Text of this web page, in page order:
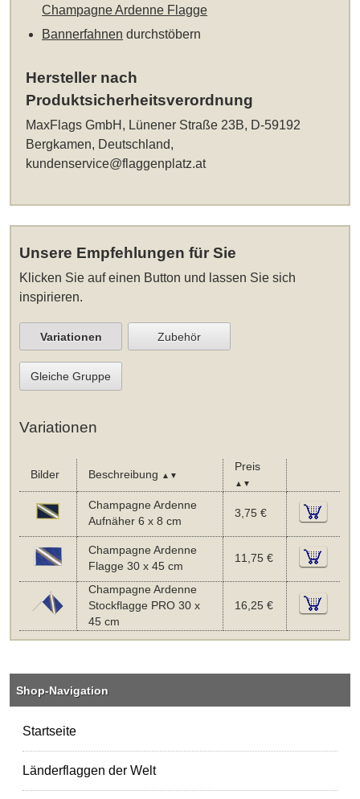
Champagne Ardenne Flagge
Bannerfahnen durchstöbern
Hersteller nach
Produktsicherheitsverordnung
MaxFlags GmbH, Lünener Straße 23B, D-59192
Bergkamen, Deutschland,
kundenservice@flaggenplatz.at
Unsere Empfehlungen für Sie
Klicken Sie auf einen Button und lassen Sie sich
inspirieren.
Variationen Zubehör
Gleiche Gruppe
Variationen
Bilder Beschreibung ▲▼
Preis
▲▼
Champagne Ardenne
Aufnäher 6 x 8 cm
3,75 €
Champagne Ardenne
Flagge 30 x 45 cm
11,75 €
Champagne Ardenne
Stockflagge PRO 30 x
45 cm
16,25 €
Shop-Navigation
Startseite
Länderflaggen der Welt